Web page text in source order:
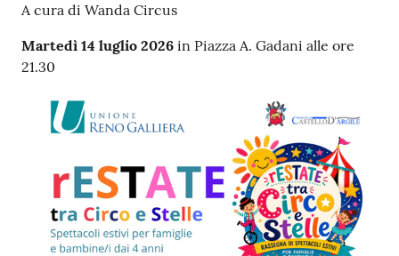
A cura di Wanda Circus
Martedì 14 luglio 2026 in Piazza A. Gadani alle ore
21.30